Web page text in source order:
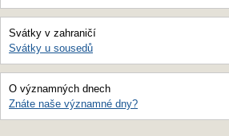
Svátky v zahraničí
Svátky u sousedů
O významných dnech
Znáte naše významné dny?